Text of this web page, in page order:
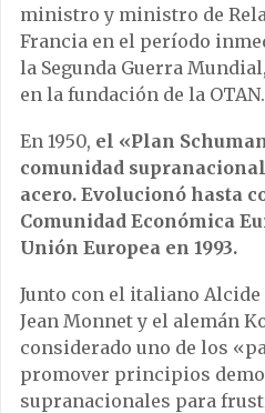
ministro y ministro de
Francia en el período
la Segunda Guerra
en la fundación de la OTAN.
En 1950, el «Plan
comunidad
acero. Evolucionó hasta
Comunidad Económica
Unión Europea en 1993.
Junto con el italiano
Jean Monnet y el alemán
considerado uno de los
promover principios
supranacionales para